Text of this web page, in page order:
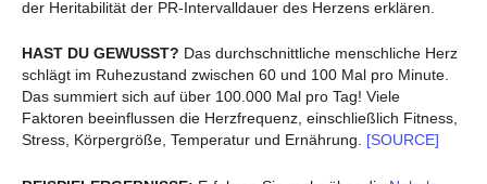
der Heritabilität der PR-Intervalldauer des Herzens erklären.
HAST DU GEWUSST? Das durchschnittliche menschliche Herz
schlägt im Ruhezustand zwischen 60 und 100 Mal pro Minute.
Das summiert sich auf über 100.000 Mal pro Tag! Viele
Faktoren beeinflussen die Herzfrequenz, einschließlich Fitness,
Stress, Körpergröße, Temperatur und Ernährung. [SOURCE]